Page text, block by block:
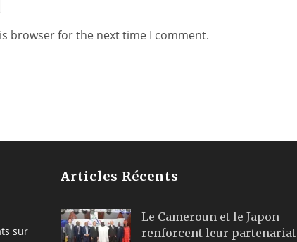
browser for the next time I comment.
sur
Articles Récents
Le Cameroun et le Japon
renforcent leur partenariat